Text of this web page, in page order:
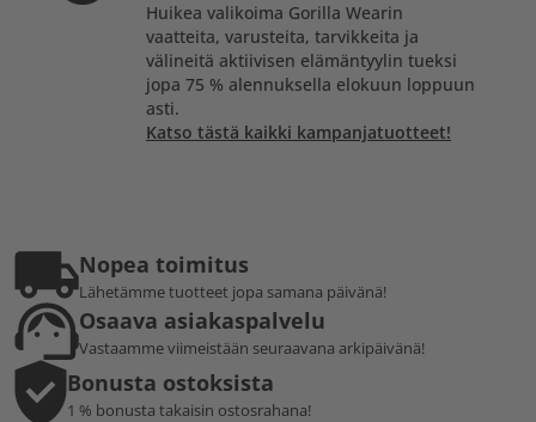
Huikea valikoima Gorilla Wearin
vaatteita, varusteita, tarvikkeita ja
välineitä aktiivisen elämäntyylin tueksi
jopa 75 % alennuksella elokuun loppuun
asti.
Katso tästä kaikki kampanjatuotteet!
Nopea toimitus
Lähetämme tuotteet jopa samana päivänä!
Osaava asiakaspalvelu
Vastaamme viimeistään seuraavana arkipäivänä!
Bonusta ostoksista
1 % bonusta takaisin ostosrahana!